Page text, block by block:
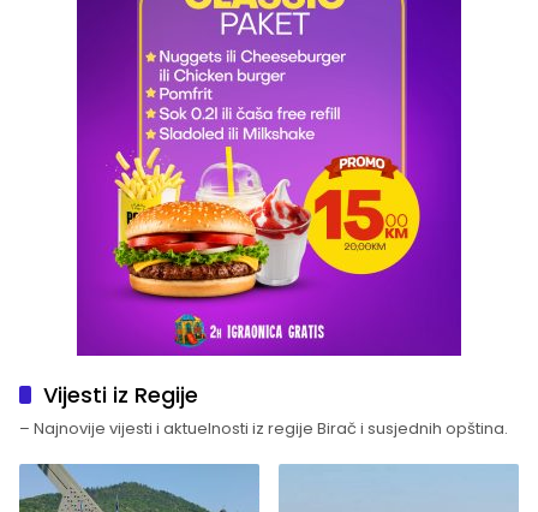
Vijesti iz Regije
– Najnovije vijesti i aktuelnosti iz regije Birač i susjednih opština.